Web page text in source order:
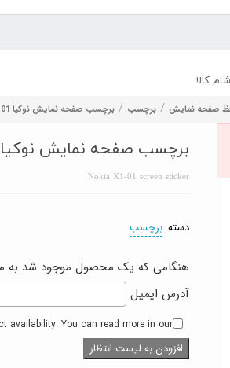
کالا
صفحه نمایش / برچسب / برچسب صفحه نمایش نوکیا X1-01
برچسب صفحه نمایش نوکیا X1-01
Nokia X1-01 screen sticker
دسته:برچسب
هنگامی که یک محصول موجود شد به
آدرس ایمیل
availability. You can read more in our